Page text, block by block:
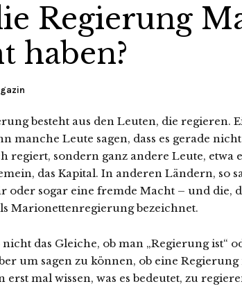
Regierung
haben?
besteht aus den Leuten, die regieren.
manche Leute sagen, dass es gerade
regiert, sondern ganz andere Leute,
das Kapital. In anderen Ländern, so
oder sogar eine fremde Macht – und die,
Marionettenregierung bezeichnet.
nicht das Gleiche, ob man „Regierung ist“
um sagen zu können, ob eine
erst mal wissen, was es bedeutet, zu